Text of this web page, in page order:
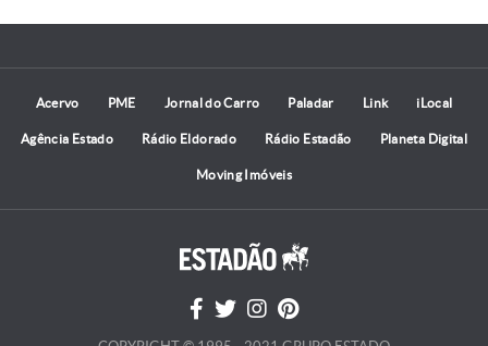
Acervo PME Jornal do Carro Paladar Link iLocal
Agência Estado Rádio Eldorado Rádio Estadão Planeta Digital
Moving Imóveis